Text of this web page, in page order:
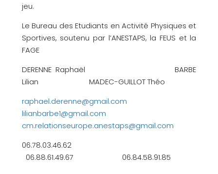
jeu.
Le Bureau des Etudiants en Activité Physiques et
Sportives, soutenu par l’ANESTAPS, la FEUS et la
FAGE
DERENNE Raphaël BARBE
Lilian MADEC-GUILLOT Théo
raphael.derenne@gmail.com
lilianbarbe1@gmail.com
cm.relationseurope.anestaps@gmail.com
06.78.03.46.62
06.88.61.49.67 06.84.58.91.85